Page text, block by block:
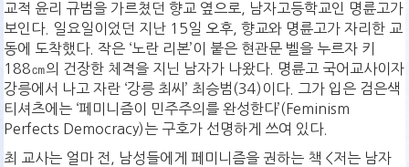
교적 윤리 규범을 가르쳤던 향교 옆으로, 남자고등학교인 명륜고가
보인다. 일요일이었던 지난 15일 오후, 향교와 명륜고가 자리한 교
동에 도착했다. 작은 ‘노란 리본’이 붙은 현관문 벨을 누르자 키
188㎝의 건장한 체격을 지닌 남자가 나왔다. 명륜고 국어교사이자
강릉에서 나고 자란 ‘강릉 최씨’ 최승범(34)이다. 그가 입은 검은색
티셔츠에는 ‘페미니즘이 민주주의를 완성한다’(Feminism
Perfects Democracy)는 구호가 선명하게 쓰여 있다.
최 교사는 얼마 전, 남성들에게 페미니즘을 권하는 책 <저는 남자